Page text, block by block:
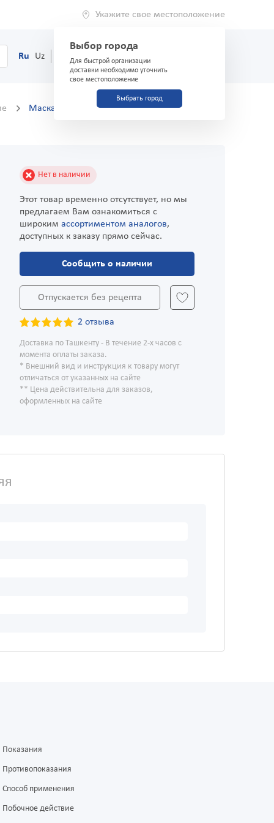
Укажите свое местоположение
Выбор города
Для быстрой организации
доставки необходимо уточнить
свое местоположение
Выбрать город
Ru Uz (71) 200-03-03
Маска медицинская трехслойная CLEANMED
Нет в наличии
Этот товар временно отсутствует, но мы
предлагаем Вам ознакомиться с
широким ассортиментом аналогов,
доступных к заказу прямо сейчас.
Сообщить о наличии
Отпускается без рецепта
2 отзыва
Доставка по Ташкенту - В течение 2-х часов с
момента оплаты заказа.
* Внешний вид и инструкция к товару могут
отличаться от указанных на сайте
** Цена действительна для заказов,
оформленных на сайте
Показания
Противопоказания
Способ применения
Побочное действие